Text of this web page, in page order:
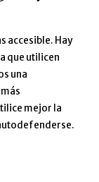
accesible. Hay
que utilicen
una
mejor la